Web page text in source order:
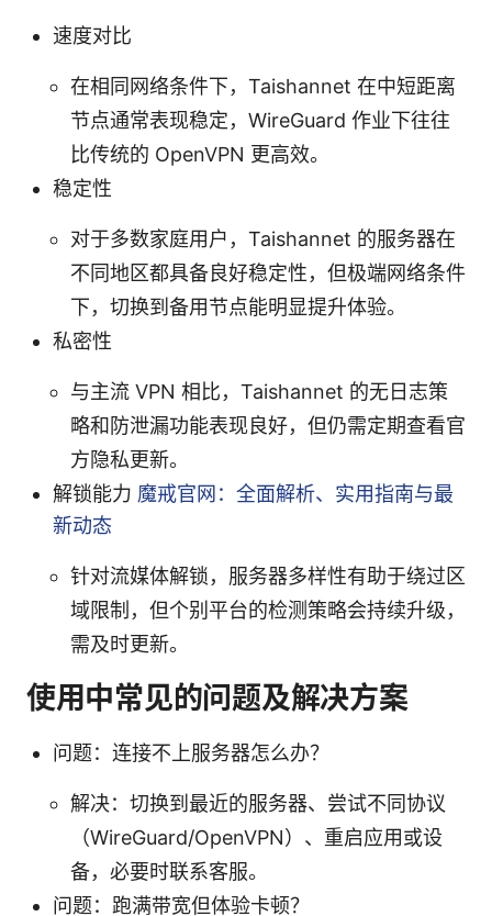
速度对比
在相同网络条件下，Taishannet 在中短距离
节点通常表现稳定，WireGuard 作业下往往
比传统的 OpenVPN 更高效。
稳定性
对于多数家庭用户，Taishannet 的服务器在
不同地区都具备良好稳定性，但极端网络条件
下，切换到备用节点能明显提升体验。
私密性
与主流 VPN 相比，Taishannet 的无日志策
略和防泄漏功能表现良好，但仍需定期查看官
方隐私更新。
解锁能力 魔戒官网：全面解析、实用指南与最
新动态
针对流媒体解锁，服务器多样性有助于绕过区
域限制，但个别平台的检测策略会持续升级，
需及时更新。
使用中常见的问题及解决方案
问题：连接不上服务器怎么办？
解决：切换到最近的服务器、尝试不同协议
（WireGuard/OpenVPN）、重启应用或设
备，必要时联系客服。
问题：跑满带宽但体验卡顿？